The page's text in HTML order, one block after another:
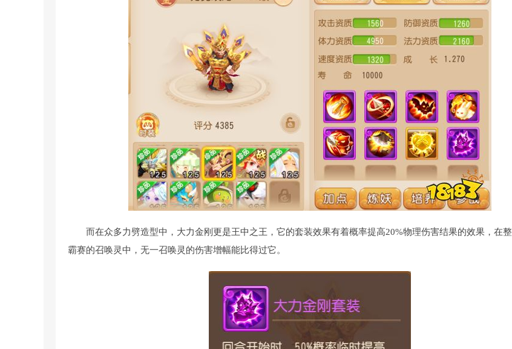
而在众多力劈造型中，大力金刚更是王中之王，它的套装效果有着概率提高20%物理伤害结果的效果，在
霸赛的召唤灵中，无一召唤灵的伤害增幅能比得过它。